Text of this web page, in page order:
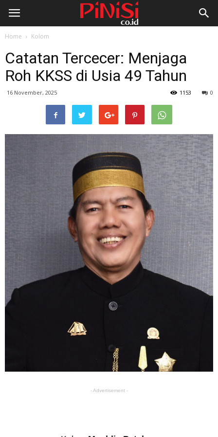
Home Kolom
Catatan Tercecer: Menjaga
Roh KKSS di Usia 49 Tahun
16 November, 2025 0
1153
- Advertisement -